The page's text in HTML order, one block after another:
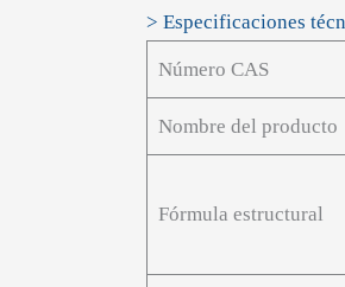
> Especificaciones
Número CAS
Nombre del producto
Fórmula estructural